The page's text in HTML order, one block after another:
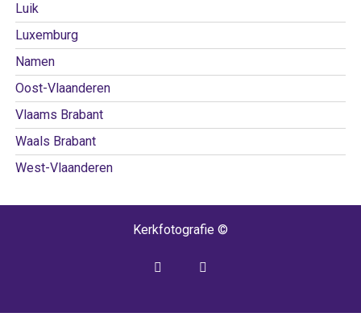
Luik
Luxemburg
Namen
Oost-Vlaanderen
Vlaams Brabant
Waals Brabant
West-Vlaanderen
Kerkfotografie ©